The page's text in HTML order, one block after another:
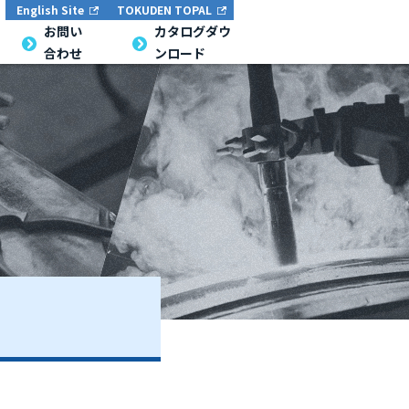
English Site TOKUDEN TOPAL
お問い
合わせ
カタログダウ
ンロード